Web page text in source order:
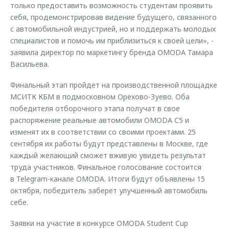
только предоставить возможность студентам проявить
себя, продемонстрировав видение будущего, связанного
с автомобильной индустрией, но и поддержать молодых
специалистов и помочь им приблизиться к своей цели», -
заявила директор по маркетингу бренда OMODA Тамара
Васильева.
Финальный этап пройдет на производственной площадке
МСИТК КБМ в подмосковном Орехово-Зуево. Оба
победителя отборочного этапа получат в свое
распоряжение реальные автомобили OMODA C5 и
изменят их в соответствии со своими проектами. 25
сентября их работы будут представлены в Москве, где
каждый желающий сможет вживую увидеть результат
труда участников. Финальное голосование состоится
в Telegram-канале OMODA. Итоги будут объявлены 15
октября, победитель заберет улучшенный автомобиль
себе.
Заявки на участие в конкурсе OMODA Student Cup